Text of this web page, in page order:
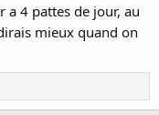
a 4 pattes de jour, au
mieux quand on